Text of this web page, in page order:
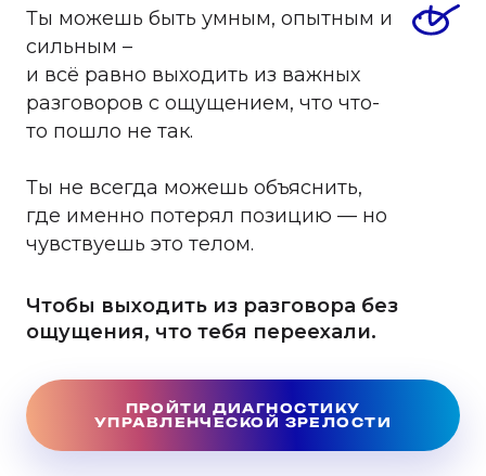
Ты можешь быть умным, опытным и
сильным –
и всё равно выходить из важных
разговоров с ощущением, что что-
то пошло не так.
Ты не всегда можешь объяснить,
где именно потерял позицию — но
чувствуешь это телом.
Чтобы выходить из разговора без
ощущения, что тебя переехали.
ПРОЙТИ ДИАГНОСТИКУ
УПРАВЛЕНЧЕСКОЙ ЗРЕЛОСТИ